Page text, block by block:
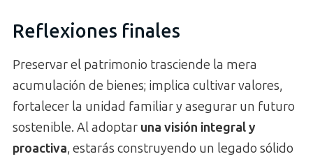
Reflexiones finales
Preservar el patrimonio trasciende la mera
acumulación de bienes; implica cultivar valores,
fortalecer la unidad familiar y asegurar un futuro
sostenible. Al adoptar una visión integral y
proactiva, estarás construyendo un legado sólido